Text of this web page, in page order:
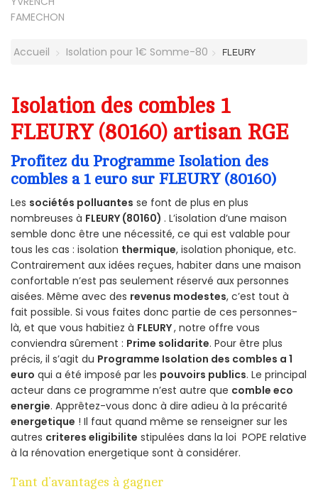
FAMECHON
Accueil Isolation pour 1€ Somme-80 FLEURY
Isolation des combles 1
FLEURY (80160) artisan RGE
Profitez du Programme Isolation des
combles a 1 euro sur FLEURY (80160)
Les sociétés polluantes se font de plus en plus
nombreuses à FLEURY (80160) . L’isolation d’une maison
semble donc être une nécessité, ce qui est valable pour
tous les cas : isolation thermique, isolation phonique, etc.
Contrairement aux idées reçues, habiter dans une maison
confortable n’est pas seulement réservé aux personnes
aisées. Même avec des revenus modestes, c’est tout à
fait possible. Si vous faites donc partie de ces personnes-
là, et que vous habitiez à FLEURY, notre offre vous
conviendra sûrement : Prime solidarite. Pour être plus
précis, il s’agit du Programme Isolation des combles a 1
euro qui a été imposé par les pouvoirs publics. Le principal
acteur dans ce programme n’est autre que comble eco
energie. Apprêtez-vous donc à dire adieu à la précarité
energetique ! Il faut quand même se renseigner sur les
autres criteres eligibilite stipulées dans la loi POPE relative
à la rénovation energetique sont à considérer.
Tant d’avantages à gagner